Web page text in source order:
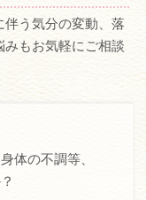
ぐ
すぐ
う気分の変動、落
もお気軽にご相談
体の不調等、